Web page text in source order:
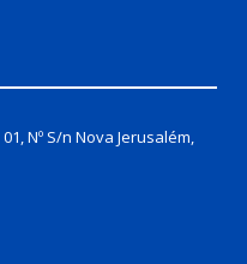
Nº S/n Nova Jerusalém,